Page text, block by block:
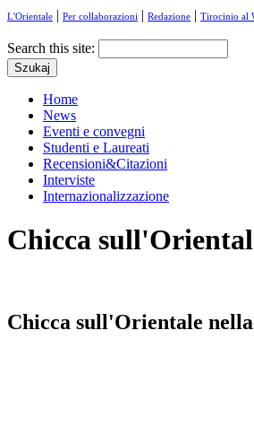
L'Orientale | Per collaborazioni | Redazione | Tirocinio al
Search this site:
Home
News
Eventi e convegni
Studenti e Laureati
Recensioni&Citazioni
Interviste
Internazionalizzazione
Chicca
Chicca sull'Orientale